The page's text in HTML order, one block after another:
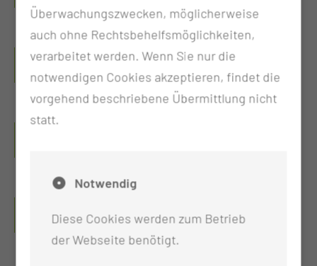
Use & Access Committee (UAC)
Treuhandstelle
Überwachungszwecken, möglicherweise
auch ohne Rechtsbehelfsmöglichkeiten,
verarbeitet werden. Wenn Sie nur die
notwendigen Cookies akzeptieren, findet die
vorgehend beschriebene Übermittlung nicht
statt.
Notwendig
Diese Cookies werden zum Betrieb
der Webseite benötigt.